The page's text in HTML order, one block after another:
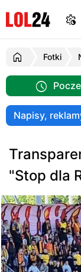
Fotki
"Stop dla